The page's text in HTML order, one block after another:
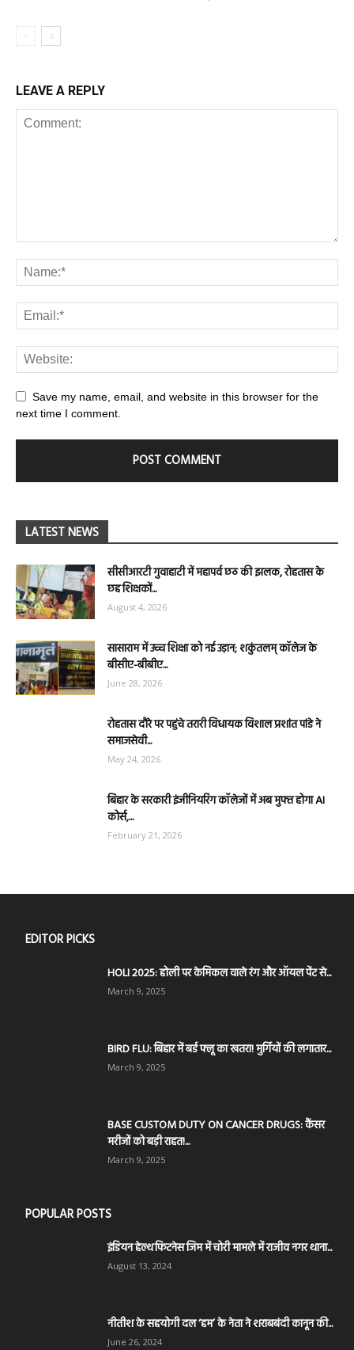
LEAVE A REPLY
Save my name, email, and website in this browser for the
next time I comment.
LATEST NEWS
सीसीआरटी गुवाहाटी में महापर्व छठ की झलक, रोहतास के
छह शिक्षकों...
August 4, 2026
सासाराम में उच्च शिक्षा को नई उड़ान; शकुंतलम् कॉलेज के
बीसीए-बीबीए...
June 28, 2026
रोहतास दौरे पर पहुंचे तरारी विधायक विशाल प्रशांत पांडे ने
समाजसेवी...
May 24, 2026
बिहार के सरकारी इंजीनियरिंग कॉलेजों में अब मुफ्त होगा AI
कोर्स,...
February 21, 2026
EDITOR PICKS
HOLI 2025: होली पर केमिकल वाले रंग और ऑयल पेंट से...
March 9, 2025
BIRD FLU: बिहार में बर्ड फ्लू का खतरा! मुर्गियों की लगातार...
March 9, 2025
BASE CUSTOM DUTY ON CANCER DRUGS: कैंसर
मरीजों को बड़ी राहत!...
March 9, 2025
POPULAR POSTS
इंडियन हेल्थ फिटनेस जिम में चोरी मामले में राजीव नगर थाना...
August 13, 2024
नीतीश के सहयोगी दल ‘हम’ के नेता ने शराबबंदी कानून की...
June 26, 2024